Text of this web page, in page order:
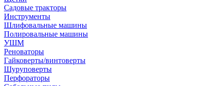
Садовые тракторы
Инструменты
Шлифовальные машины
Полировальные машины
УШМ
Реноваторы
Гайковерты/винтоверты
Шуруповерты
Перфораторы